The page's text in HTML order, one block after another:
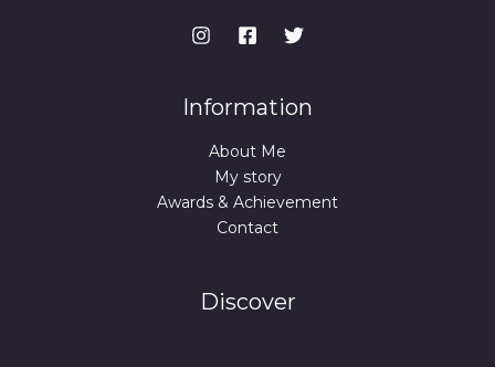
Information
About Me
My story
Awards & Achievement
Contact
Discover